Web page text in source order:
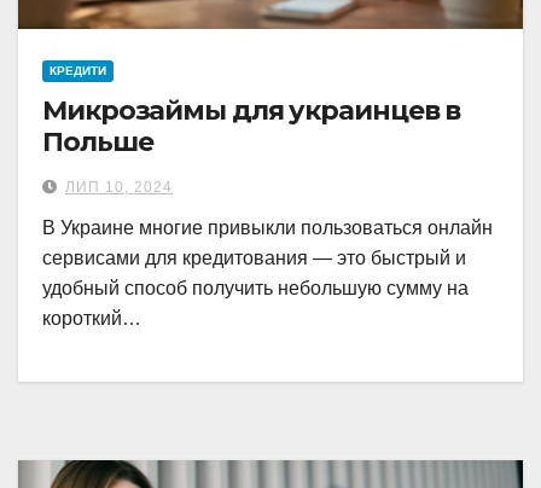
КРЕДИТИ
Микрозаймы для украинцев в
Польше
ЛИП 10, 2024
В Украине многие привыкли пользоваться онлайн
сервисами для кредитования — это быстрый и
удобный способ получить небольшую сумму на
короткий…